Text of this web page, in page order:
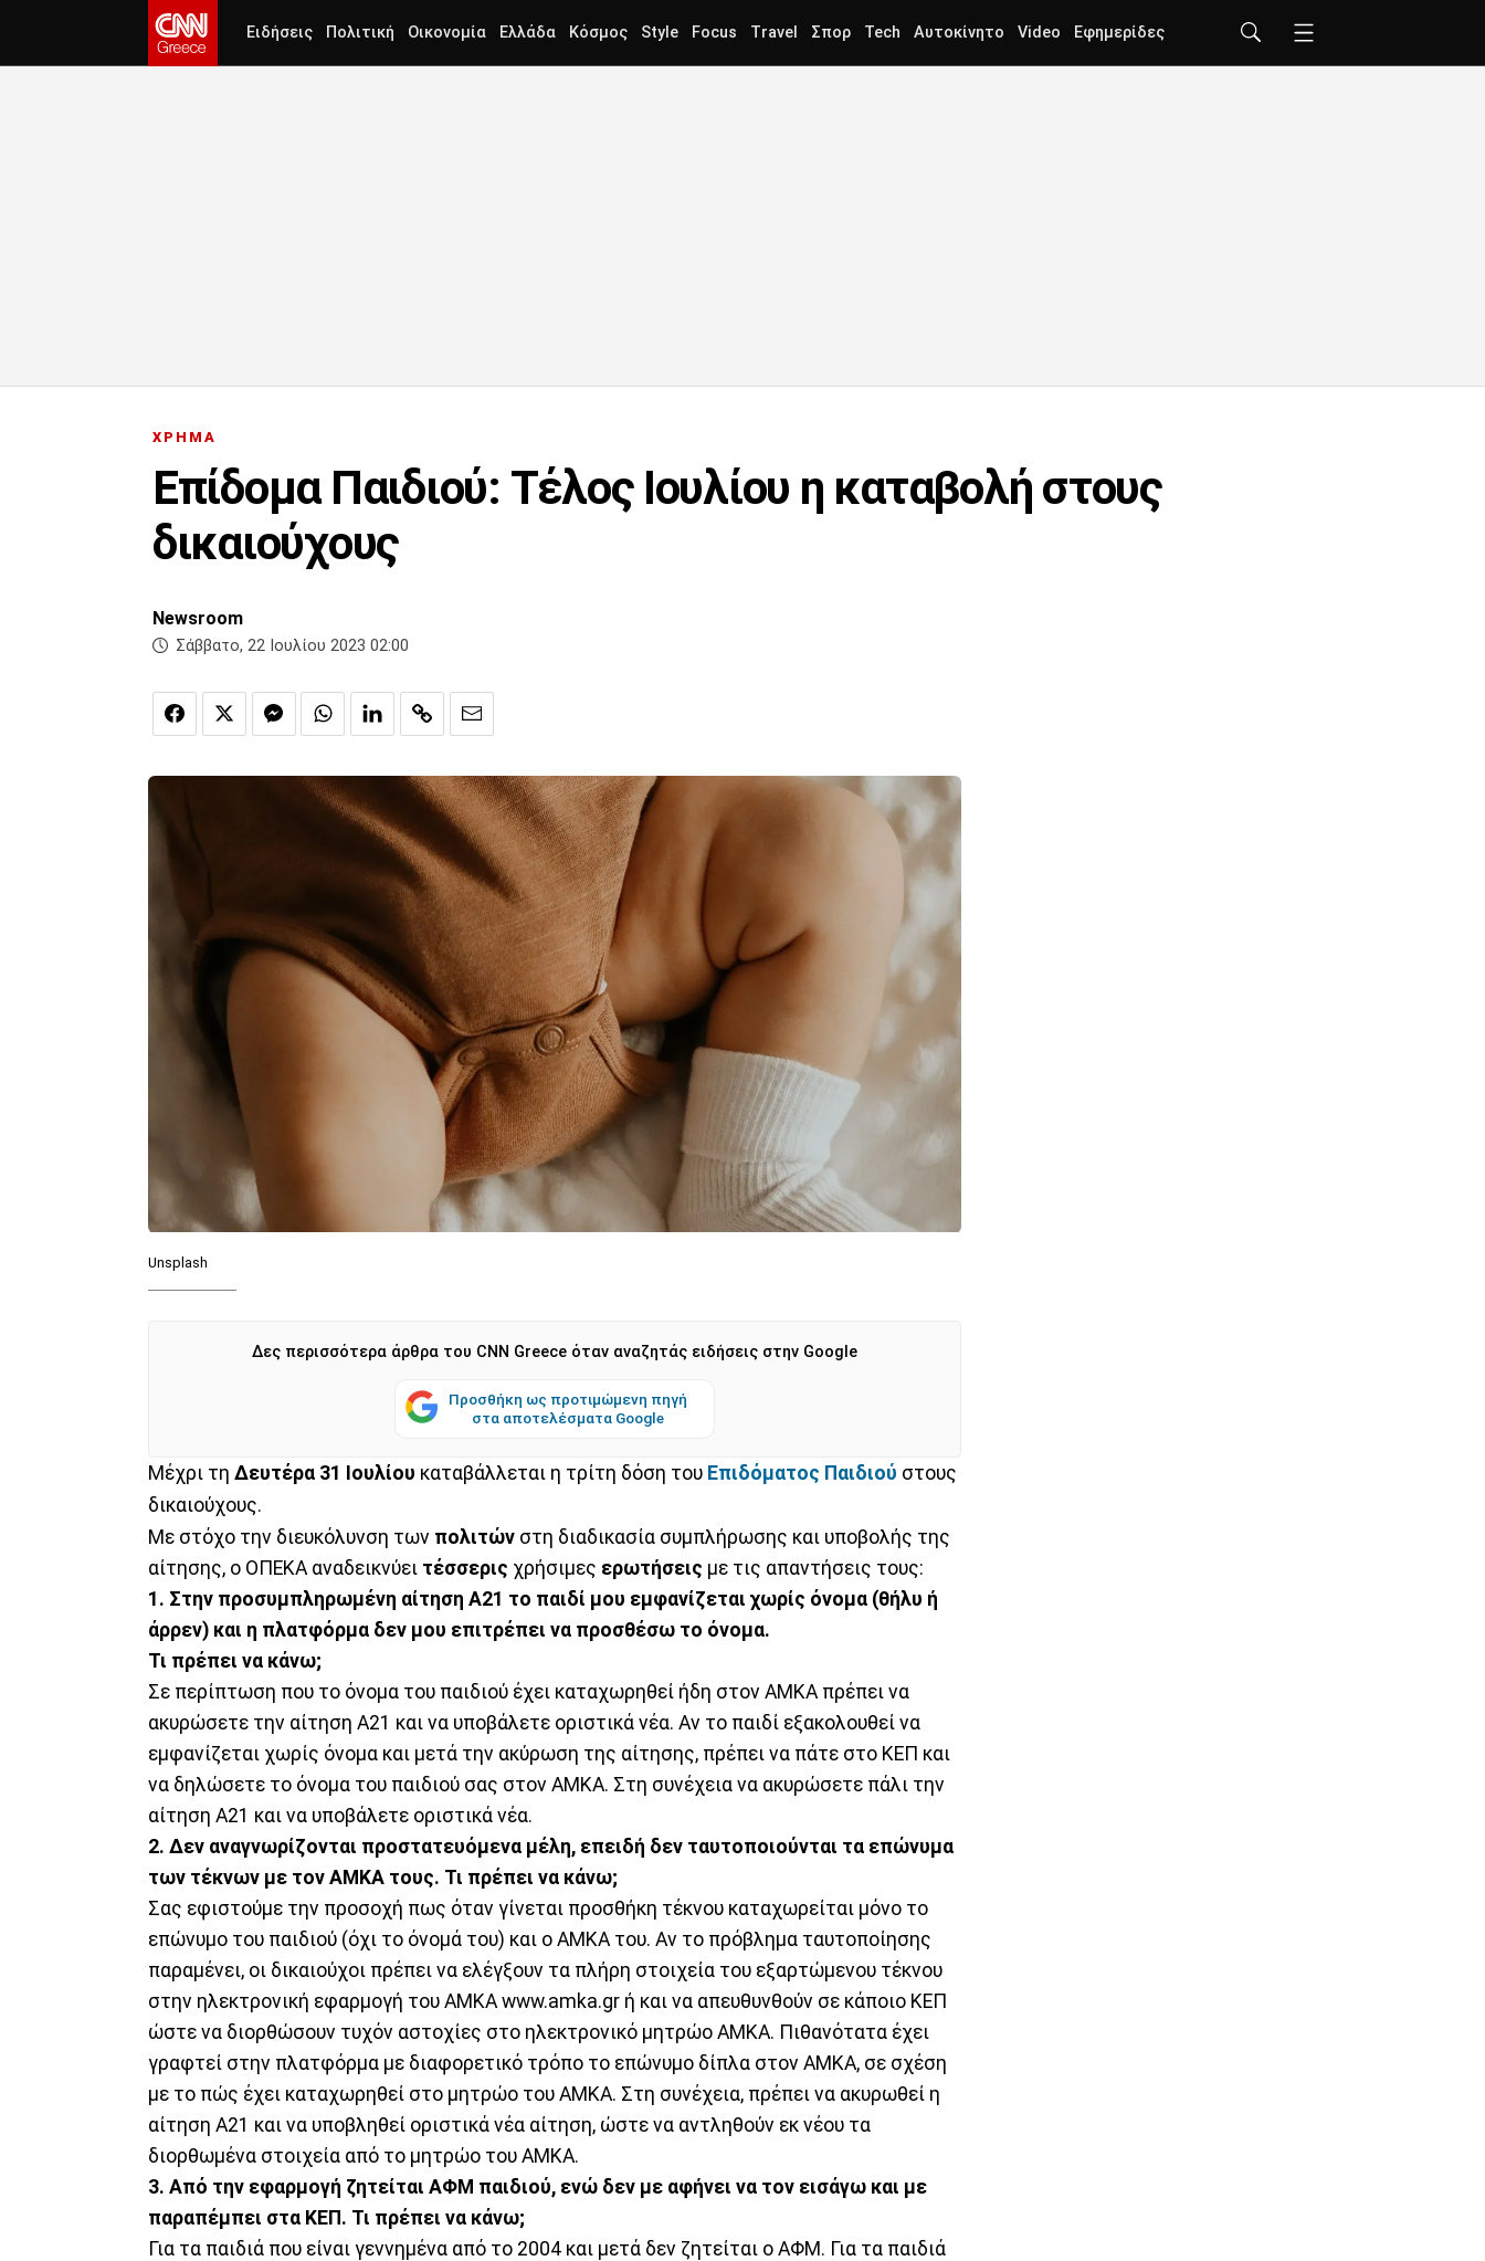
Ειδήσεις Πολιτική Οικονομία Ελλάδα Κόσμος Style Focus Travel Σπορ Tech Αυτοκίνητο Video Εφημερίδες
ΧΡΗΜΑ
Επίδομα Παιδιού: Τέλος Ιουλίου η καταβολή στους
δικαιούχους
Newsroom
Σάββατο, 22 Ιουλίου 2023 02:00
Unsplash
Δες περισσότερα άρθρα του CNN Greece όταν αναζητάς ειδήσεις στην Google
Προσθήκη ως προτιμώμενη πηγή
στα αποτελέσματα Google
Μέχρι τη Δευτέρα 31 Ιουλίου καταβάλλεται η τρίτη δόση του Επιδόματος Παιδιού στους
δικαιούχους.
Με στόχο την διευκόλυνση των πολιτών στη διαδικασία συμπλήρωσης και υποβολής της
αίτησης, ο ΟΠΕΚΑ αναδεικνύει τέσσερις χρήσιμες ερωτήσεις με τις απαντήσεις τους:
1. Στην προσυμπληρωμένη αίτηση Α21 το παιδί μου εμφανίζεται χωρίς όνομα (θήλυ ή
άρρεν) και η πλατφόρμα δεν μου επιτρέπει να προσθέσω το όνομα.
Τι πρέπει να κάνω;
Σε περίπτωση που το όνομα του παιδιού έχει καταχωρηθεί ήδη στον ΑΜΚΑ πρέπει να
ακυρώσετε την αίτηση Α21 και να υποβάλετε οριστικά νέα. Αν το παιδί εξακολουθεί να
εμφανίζεται χωρίς όνομα και μετά την ακύρωση της αίτησης, πρέπει να πάτε στο ΚΕΠ και
να δηλώσετε το όνομα του παιδιού σας στον ΑΜΚΑ. Στη συνέχεια να ακυρώσετε πάλι την
αίτηση Α21 και να υποβάλετε οριστικά νέα.
2. Δεν αναγνωρίζονται προστατευόμενα μέλη, επειδή δεν ταυτοποιούνται τα επώνυμα
των τέκνων με τον ΑΜΚΑ τους. Τι πρέπει να κάνω;
Σας εφιστούμε την προσοχή πως όταν γίνεται προσθήκη τέκνου καταχωρείται μόνο το
επώνυμο του παιδιού (όχι το όνομά του) και ο ΑΜΚΑ του. Αν το πρόβλημα ταυτοποίησης
παραμένει, οι δικαιούχοι πρέπει να ελέγξουν τα πλήρη στοιχεία του εξαρτώμενου τέκνου
στην ηλεκτρονική εφαρμογή του ΑΜΚΑ www.amka.gr ή και να απευθυνθούν σε κάποιο ΚΕΠ
ώστε να διορθώσουν τυχόν αστοχίες στο ηλεκτρονικό μητρώο ΑΜΚΑ. Πιθανότατα έχει
γραφτεί στην πλατφόρμα με διαφορετικό τρόπο το επώνυμο δίπλα στον ΑΜΚΑ, σε σχέση
με το πώς έχει καταχωρηθεί στο μητρώο του ΑΜΚΑ. Στη συνέχεια, πρέπει να ακυρωθεί η
αίτηση Α21 και να υποβληθεί οριστικά νέα αίτηση, ώστε να αντληθούν εκ νέου τα
διορθωμένα στοιχεία από το μητρώο του ΑΜΚΑ.
3. Από την εφαρμογή ζητείται ΑΦΜ παιδιού, ενώ δεν με αφήνει να τον εισάγω και με
παραπέμπει στα ΚΕΠ. Τι πρέπει να κάνω;
Για τα παιδιά που είναι γεννημένα από το 2004 και μετά δεν ζητείται ο ΑΦΜ. Για τα παιδιά